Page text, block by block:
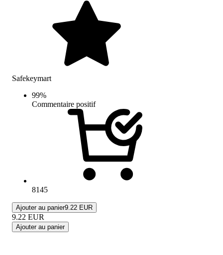
Safekeymart
99%
Commentaire positif
8145
Ajouter au panier9.22 EUR
9.22 EUR
Ajouter au panier